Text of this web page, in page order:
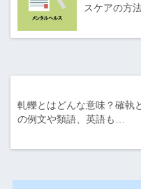
スケアの方
軋轢とはどんな意味？確執
の例文や類語、英語も…